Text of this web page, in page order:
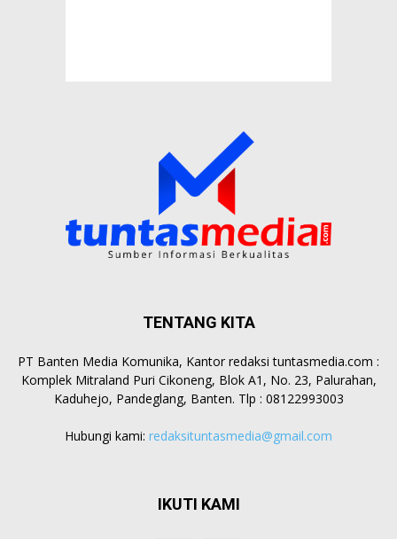
TENTANG KITA
PT Banten Media Komunika, Kantor redaksi tuntasmedia.com :
Komplek Mitraland Puri Cikoneng, Blok A1, No. 23, Palurahan,
Kaduhejo, Pandeglang, Banten. Tlp : 08122993003
Hubungi kami: redaksituntasmedia@gmail.com
IKUTI KAMI